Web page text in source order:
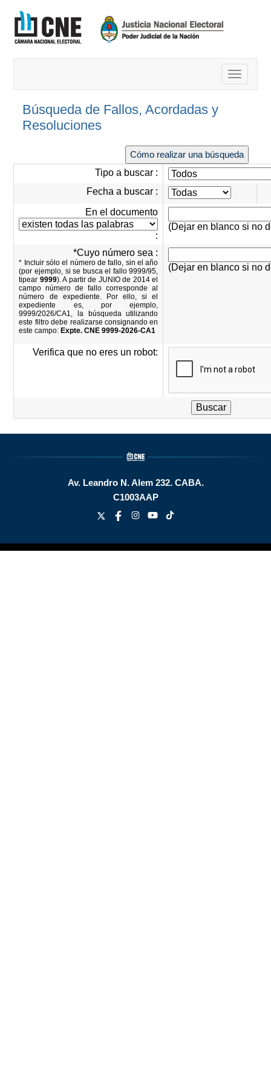
Toggle
Búsqueda de Fallos, Acordadas y
Resoluciones
Cómo realizar una búsqueda
Tipo a buscar :
Fecha a buscar :
En el documento
:
(Dejar en blanco si no
*Cuyo número sea :
* Incluir sólo el número de fallo, sin el año
(por ejemplo, si se busca el fallo 9999/95,
tipear 9999). A partir de JUNIO de 2014 el
campo número de fallo corresponde al
número de expediente. Por ello, si el
expediente es, por ejemplo,
9999/2026/CA1, la búsqueda utilizando
este filtro debe realizarse consignando en
este campo: Expte. CNE 9999-2026-CA1
(Dejar en blanco si no
Verifica que no eres un robot:
Av. Leandro N. Alem 232. CABA.
C1003AAP